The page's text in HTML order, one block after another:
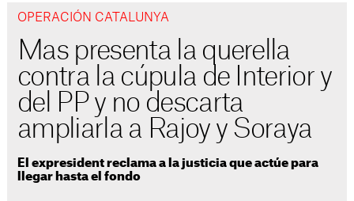
OPERACIÓN CATALUNYA
Mas presenta la querella
contra la cúpula de Interior y
del PP y no descarta
ampliarla a Rajoy y Soraya
El expresident reclama a la justicia que actúe para
llegar hasta el fondo